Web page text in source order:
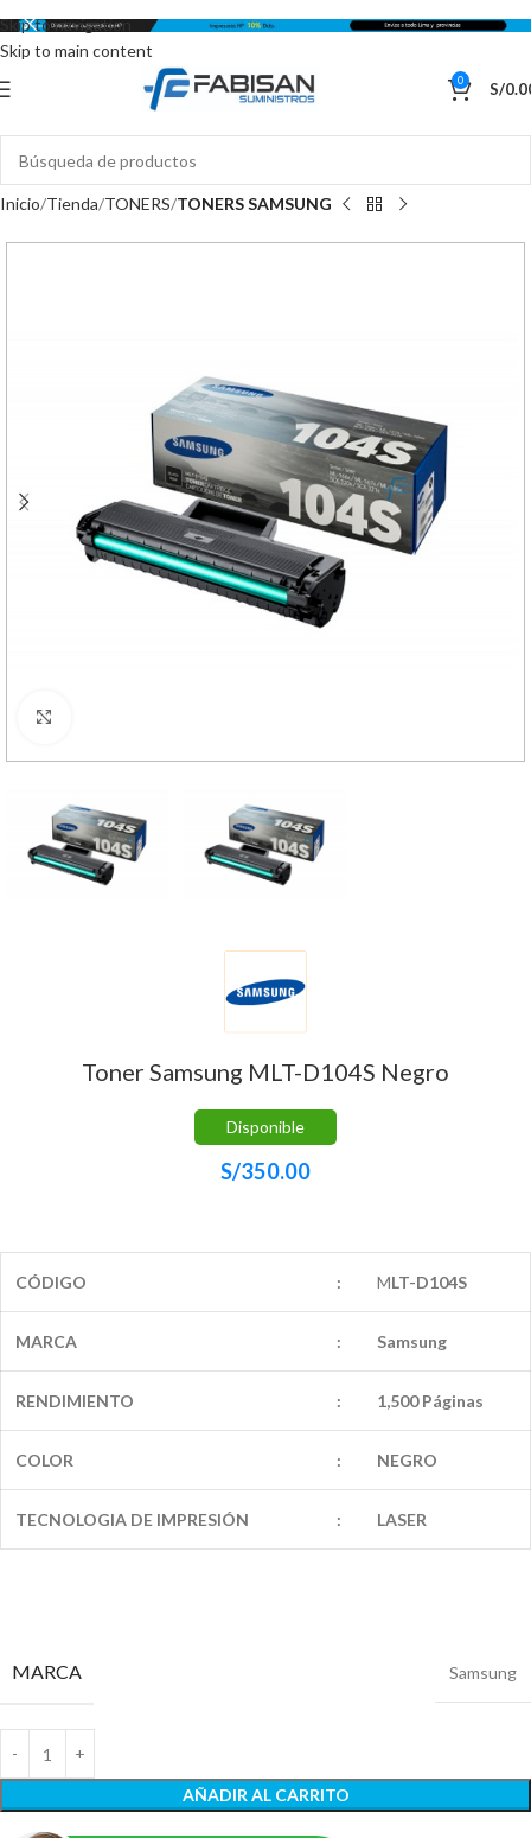
Skip to navigation
Skip to main content
0 S/
Inicio Tienda TONERS TONERS SAMSUNG
Toner Samsung MLT-D104S Negro
Disponible
S/350.00
CÓDIGO : MLT-D104S
MARCA : Samsung
RENDIMIENTO : 1,500 Páginas
COLOR : NEGRO
TECNOLOGIA DE IMPRESIÓN : LASER
MARCA Samsung
AÑADIR AL CARRITO